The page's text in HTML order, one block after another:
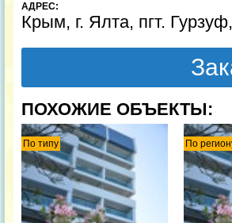
АДРЕС:
Крым, г. Ялта, пгт.
ПОХОЖИЕ ОБЪЕКТЫ:
По типу По